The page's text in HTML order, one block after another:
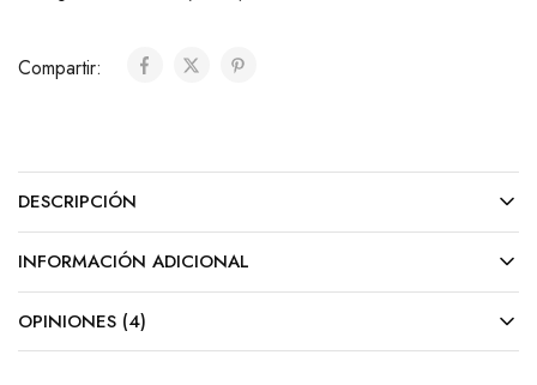
Compartir:
DESCRIPCIÓN
INFORMACIÓN ADICIONAL
OPINIONES (4)